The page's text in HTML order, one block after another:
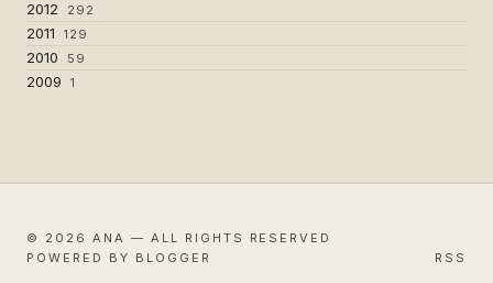
2012 292
2011 129
2010 59
2009 1
© 2026 ANA — ALL RIGHTS RESERVED
POWERED BY BLOGGER
RSS